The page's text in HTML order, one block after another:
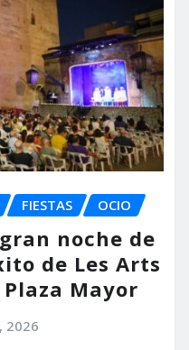
FIESTAS OCIO
noche de
de Les Arts
Mayor
2026